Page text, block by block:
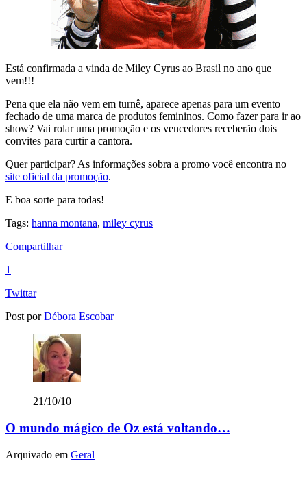
Está confirmada a vinda de Miley Cyrus ao Brasil no ano que
vem!!!
Pena que ela não vem em turnê, aparece apenas para um evento
fechado de uma marca de produtos femininos. Como fazer para ir ao
show? Vai rolar uma promoção e os vencedores receberão dois
convites para curtir a cantora.
Quer participar? As informações sobra a promo você encontra no
site oficial da promoção.
E boa sorte para todas!
Tags: hanna montana, miley cyrus
Compartilhar
1
Twittar
Post porDébora Escobar
21/10/10
O mundo mágico de Oz está voltando…
Arquivado em Geral